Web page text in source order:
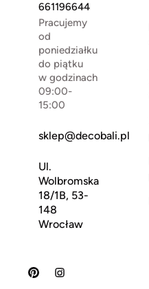
661196644
Pracujemy
od
poniedziałku
do piątku
w godzinach
09:00-
15:00
sklep@decobali.pl
Ul.
Wolbromska
18/1B, 53-
148
Wrocław